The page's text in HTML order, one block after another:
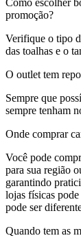
Como escolher
promoção?
Verifique o tipo
das toalhas e o
O outlet tem
Sempre que
sempre tenham
Onde comprar
Você pode
para sua região
garantindo
lojas físicas
pode ser
Quando tem as